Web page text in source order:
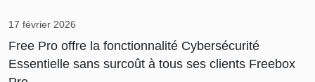
17 février 2026
Free Pro offre la fonctionnalité Cybersécurité
Essentielle sans surcoût à tous ses clients Freebox